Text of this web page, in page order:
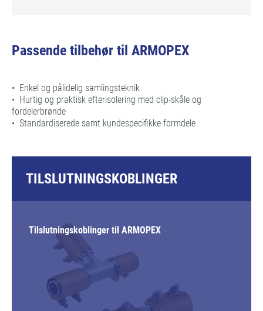
Passende tilbehør til ARMOPEX
• Enkel og pålidelig samlingsteknik
• Hurtig og praktisk efterisolering med clip-skåle og
fordelerbrønde
• Standardiserede samt kundespecifikke formdele
TILSLUTNINGSKOBLINGER
Tilslutningskoblinger til ARMOPEX